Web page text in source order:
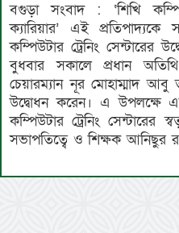
বগুড়া সংবাদ : ‘শিখি
ক্যারিয়ার’ এই
কম্পিউটার ট্রেনিং সেন্টারের
বুধবার সকালে প্রধান
চেয়ারম্যান নূর মোহাম্মাদ আবু
উদ্বোধন করেন। এ
কম্পিউটার ট্রেনিং সেন্টারের
সভাপতিত্বে ও শিক্ষক আনিছুর